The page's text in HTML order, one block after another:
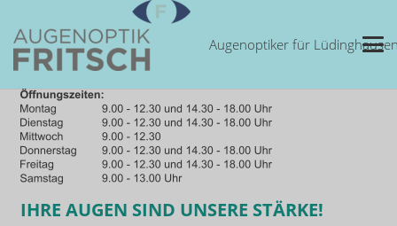
Augenoptiker für
IHRE AUGEN SIND UNSERE STÄRKE!